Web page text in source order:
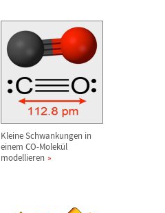
Kleine Schwankungen in
einem CO-Molekül
modellieren